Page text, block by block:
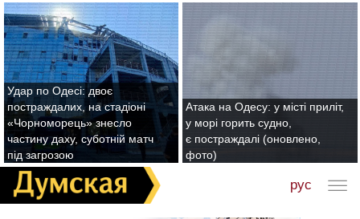
Удар по Одесі: двоє
постраждалих, на стадіоні
«Чорноморець» знесло
частину даху, суботній матч
під загрозою
Атака на Одесу: у місті приліт,
у морі горить судно,
є постраждалі (оновлено,
фото)
рус